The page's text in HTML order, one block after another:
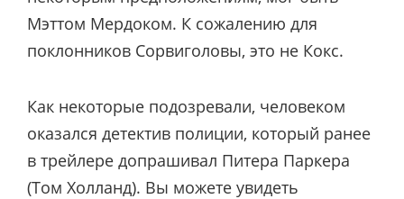
Мэттом Мердоком. К сожалению для
поклонников Сорвиголовы, это не Кокс.
Как некоторые подозревали, человеком
оказался детектив полиции, который ранее
в трейлере допрашивал Питера Паркера
(Том Холланд). Вы можете увидеть